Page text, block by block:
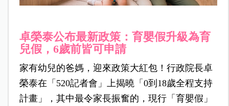
卓榮泰公布最新政策：育嬰假升級為育
兒假，6歲前皆可申請
家有幼兒的爸媽，迎來政策大紅包！行政院長卓
榮泰在「520記者會」上揭曉「0到18歲全程支持
計畫」，其中最令家長振奮的，現行「育嬰假」